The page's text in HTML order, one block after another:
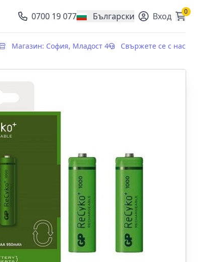
0700 19 077 Български
, change currency Вход 0
Магазин: София, Младост 4 Свържете се с нас